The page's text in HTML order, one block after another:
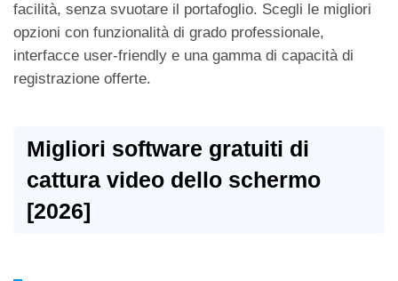
facilità, senza svuotare il portafoglio. Scegli le migliori
opzioni con funzionalità di grado professionale,
interfacce user-friendly e una gamma di capacità di
registrazione offerte.
Migliori software gratuiti di
cattura video dello schermo
[2026]